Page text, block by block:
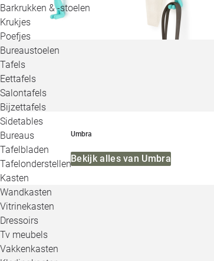
Barkrukken & -stoelen
Krukjes
Poefjes
Bureaustoelen
Tafels
Eettafels
Salontafels
Bijzettafels
Sidetables
Bureaus
Tafelbladen
Tafelonderstellen
Kasten
Wandkasten
Vitrinekasten
Dressoirs
Tv meubels
Vakkenkasten
Umbra
Bekijk alles van Umbra